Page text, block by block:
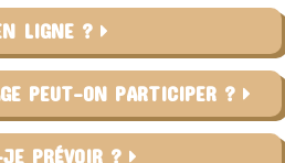
LIGNE ?
PEUT-ON PARTICIPER ?
JE PRÉVOIR ?